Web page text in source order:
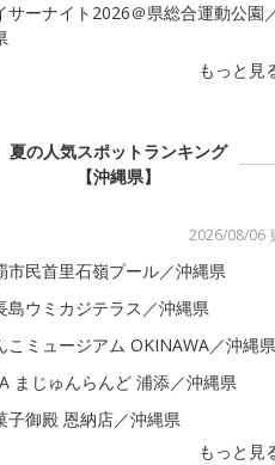
サーナイト2026＠県総合運動公園
もっと見
夏の人気スポットランキング
【沖縄県】
2026/08/06
市民首里石嶺プール／沖縄県
島ウミカジテラス／沖縄県
こミュージアム OKINAWA／沖縄県
まじゅんらんど 浦添／沖縄県
子御殿 恩納店／沖縄県
もっと見